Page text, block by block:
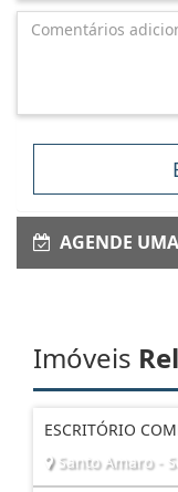
AGENDE
Imóveis
ESCRITÓRIO
Santo Amaro -